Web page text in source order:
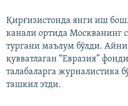
Қирғизистонда янги иш
канали ортида Москванинг
тургани маълум бўлди. Айни
қувватлаган “Евразия”
талабаларга журналистика
ташкил этди.